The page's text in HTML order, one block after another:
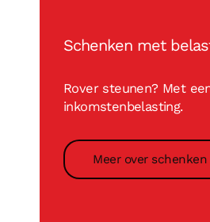
Schenken met
Rover steunen? Met
inkomstenbelasting.
Meer over schenken